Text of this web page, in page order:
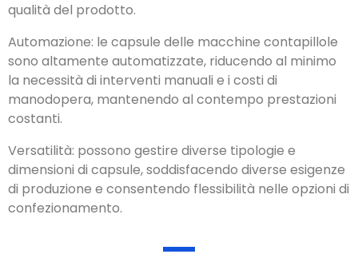
qualità del prodotto.
Automazione: le capsule delle macchine contapillole
sono altamente automatizzate, riducendo al minimo
la necessità di interventi manuali e i costi di
manodopera, mantenendo al contempo prestazioni
Versatilità: possono gestire diverse tipologie e
dimensioni di capsule, soddisfacendo diverse esigenze
di produzione e consentendo flessibilità nelle opzioni di